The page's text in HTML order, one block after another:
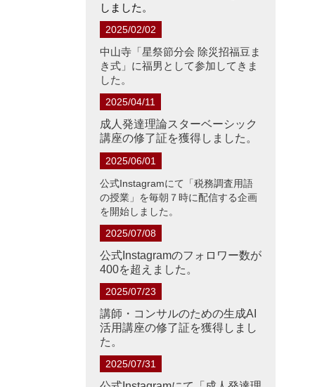
しました。
2025/02/02
中山寺「星祭節分会 除災招福豆ま
き式」に福男として参加してきま
した。
2025/04/11
成人発達理論スターベーシック
講座の修了証を獲得しました。
2025/06/01
公式Instagramにて「税務調査用語
の授業」を毎朝７時に配信する企画
を開始しました。
2025/07/08
公式Instagramのフォロワー数が
400を超えました。
2025/07/23
講師・コンサルのための生成AI
活用講座の修了証を獲得しまし
た。
2025/07/31